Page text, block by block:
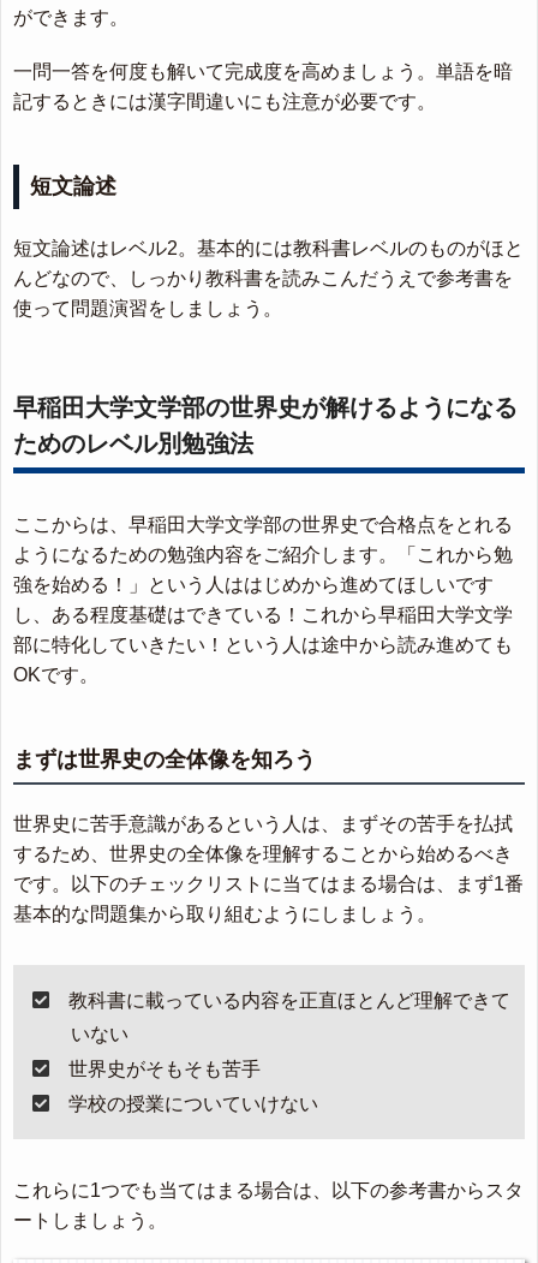
ができます。
一問一答を何度も解いて完成度を高めましょう。単語を暗
記するときには漢字間違いにも注意が必要です。
短文論述
短文論述はレベル2。基本的には教科書レベルのものがほと
んどなので、しっかり教科書を読みこんだうえで参考書を
使って問題演習をしましょう。
早稲田大学文学部の世界史が解けるようになる
ためのレベル別勉強法
ここからは、早稲田大学文学部の世界史で合格点をとれる
ようになるための勉強内容をご紹介します。「これから勉
強を始める！」という人ははじめから進めてほしいです
し、ある程度基礎はできている！これから早稲田大学文学
部に特化していきたい！という人は途中から読み進めても
OKです。
まずは世界史の全体像を知ろう
世界史に苦手意識があるという人は、まずその苦手を払拭
するため、世界史の全体像を理解することから始めるべき
です。以下のチェックリストに当てはまる場合は、まず1番
基本的な問題集から取り組むようにしましょう。
教科書に載っている内容を正直ほとんど理解できて
いない
世界史がそもそも苦手
学校の授業についていけない
これらに1つでも当てはまる場合は、以下の参考書からスタ
ートしましょう。